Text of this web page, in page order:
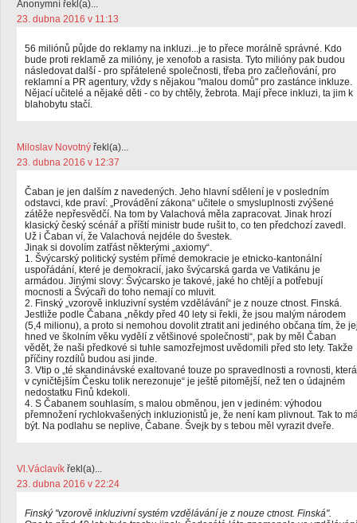
Anonymní řekl(a)...
23. dubna 2016 v 11:13
56 miliónů půjde do reklamy na inkluzi...je to přece morálně správné. Kdo
bude proti reklamě za milióny, je xenofob a rasista. Tyto milióny pak budou
následovat další - pro spřátelené společnosti, třeba pro začleňování, pro
reklamní a PR agentury, vždy s nějakou "malou domů" pro zastánce inkluze.
Nějací učitelé a nějaké děti - co by chtěly, žebrota. Mají přece inkluzi, ta jim k
blahobytu stačí.
Miloslav Novotný řekl(a)...
23. dubna 2016 v 12:37
Čaban je jen dalším z navedených. Jeho hlavní sdělení je v posledním
odstavci, kde praví: „Provádění zákona“ učitele o smysluplnosti zvýšené
zátěže nepřesvědčí. Na tom by Valachová měla zapracovat. Jinak hrozí
klasický český scénář a příští ministr bude rušit to, co ten předchozí zavedl.
Už i Čaban ví, že Valachová nejdéle do švestek.
Jinak si dovolím zatřást některými „axiomy“.
1. Švýcarský politický systém přímé demokracie je etnicko-kantonální
uspořádání, které je demokracií, jako švýcarská garda ve Vatikánu je
armádou. Jinými slovy: Švýcarsko je takové, jaké ho chtějí a potřebují
mocnosti a Švýcaři do toho nemají co mluvit.
2. Finský „vzorově inkluzivní systém vzdělávání“ je z nouze ctnost. Finská.
Jestliže podle Čabana „někdy před 40 lety si řekli, že jsou malým národem
(5,4 milionu), a proto si nemohou dovolit ztratit ani jediného občana tím, že
hned ve školním věku vydělí z většinové společnosti“, pak by měl Čaban
vědět, že naši předkové si tuhle samozřejmost uvědomili před sto lety. Takže
příčiny rozdílů budou asi jinde.
3. Vtip o „té skandinávské exaltované touze po spravedlnosti a rovnosti, která
v cyničtějším Česku tolik nerezonuje“ je ještě pitomější, než ten o údajném
nedostatku Finů kdekoli.
4. S Čabanem souhlasím, s malou obměnou, jen v jediném: výhodou
přemnožení rychlokvašených inkluzionistů je, že není kam plivnout. Tak to
být. Na podlahu se neplive, Čabane. Švejk by s tebou měl vyrazit dveře.
Vl.Václavík řekl(a)...
23. dubna 2016 v 22:24
Finský "vzorově inkluzivní systém vzdělávání je z nouze ctnost. Finská".